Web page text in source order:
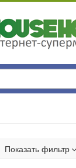
Показать фильтр